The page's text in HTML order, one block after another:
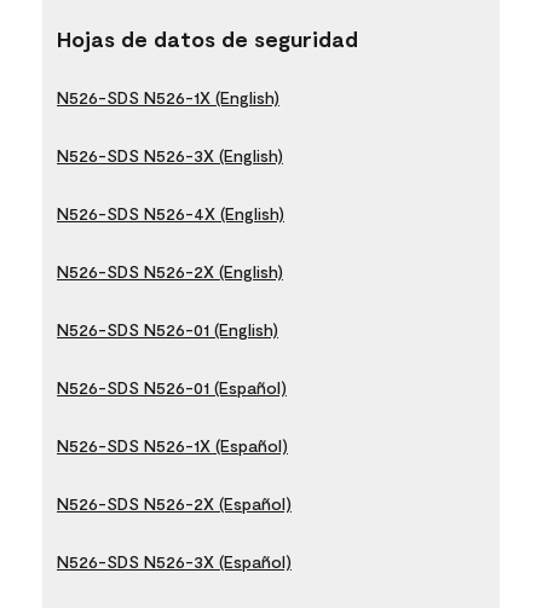
Hojas de datos de seguridad
N526-SDS N526-1X (English)
N526-SDS N526-3X (English)
N526-SDS N526-4X (English)
N526-SDS N526-2X (English)
N526-SDS N526-01 (English)
N526-SDS N526-01 (Español)
N526-SDS N526-1X (Español)
N526-SDS N526-2X (Español)
N526-SDS N526-3X (Español)